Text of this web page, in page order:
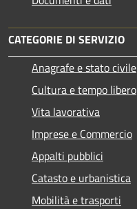
CATEGORIE DI SERVIZIO
Anagrafe e stato civile
Cultura e tempo libero
Vita lavorativa
Imprese e Commercio
Appalti pubblici
Catasto e urbanistica
Mobilità e trasporti